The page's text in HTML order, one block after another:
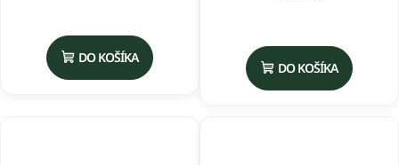
DO KOŠÍKA
produktu
je
5,0
DO KOŠÍKA